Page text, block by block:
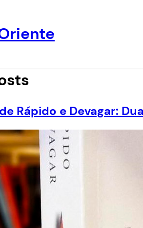
Rápido e Devagar: